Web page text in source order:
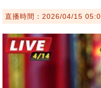
直播時間：2026/04/15